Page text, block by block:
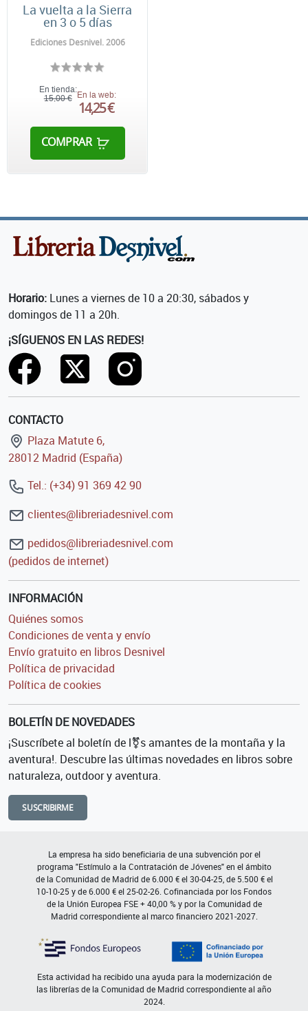
La vuelta a la Sierra
en 3 o 5 días
Ediciones Desnivel. 2006
En tienda:
15,00 € En la web:
14,25 €
COMPRAR
Horario: Lunes a viernes de 10 a 20:30, sábados y
domingos de 11 a 20h.
¡SÍGUENOS EN LAS REDES!
CONTACTO
Plaza Matute 6,
28012 Madrid (España)
Tel.: (+34) 91 369 42 90
clientes@libreriadesnivel.com
pedidos@libreriadesnivel.com
(pedidos de internet)
INFORMACIÓN
Quiénes somos
Condiciones de venta y envío
Envío gratuito en libros Desnivel
Política de privacidad
Política de cookies
BOLETÍN DE NOVEDADES
¡Suscríbete al boletín de l⚧s amantes de la montaña y la
aventura!. Descubre las últimas novedades en libros sobre
naturaleza, outdoor y aventura.
SUSCRIBIRME
La empresa ha sido beneficiaria de una subvención por el
programa "Estímulo a la Contratación de Jóvenes" en el ámbito
de la Comunidad de Madrid de 6.000 € el 30-04-25, de 5.500 € el
10-10-25 y de 6.000 € el 25-02-26. Cofinanciada por los Fondos
de la Unión Europea FSE + 40,00 % y por la Comunidad de
Madrid correspondiente al marco financiero 2021-2027.
Esta actividad ha recibido una ayuda para la modernización de
las librerías de la Comunidad de Madrid correspondiente al año
2024.